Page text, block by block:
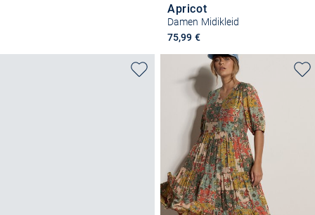
Apricot
Damen Midikleid
75,99 €